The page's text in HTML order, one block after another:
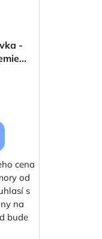
-
cena
od
s
na
bude